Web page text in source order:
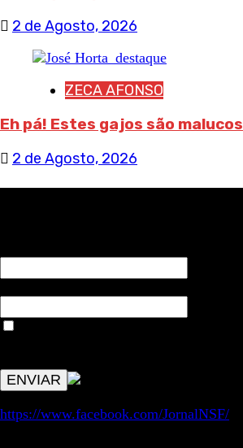
2 de Agosto, 2026
ZECA AFONSO
Eh pá! Estes gajos são malucos
2 de Agosto, 2026
https://www.facebook.com/JornalNSF/